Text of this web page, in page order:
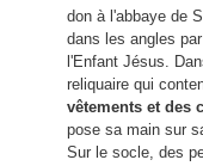
don à l'abbaye de
dans les angles
l'Enfant Jésus.
reliquaire qui
vêtements et des
pose sa main sur
Sur le socle, des